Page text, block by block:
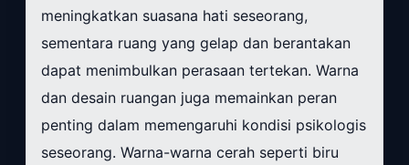
meningkatkan suasana hati seseorang,
sementara ruang yang gelap dan berantakan
dapat menimbulkan perasaan tertekan. Warna
dan desain ruangan juga memainkan peran
penting dalam memengaruhi kondisi psikologis
seseorang. Warna-warna cerah seperti biru